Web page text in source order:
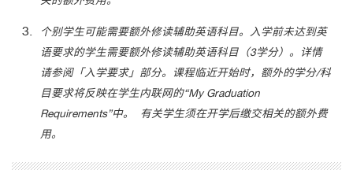
个别学生可能需要额外修读辅助英语科目。入学前未达到英
语要求的学生需要额外修读辅助英语科目（3学分）。详情
请参阅「入学要求」部分。课程临近开始时，额外的学分/科
目要求将反映在学生内联网的“My Graduation
Requirements”中。 有关学生须在开学后缴交相关的额外费
用。